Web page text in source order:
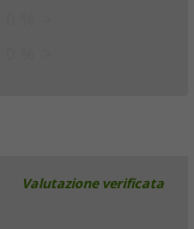
Valutazione verificata